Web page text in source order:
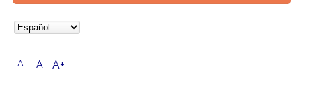
A- A A+